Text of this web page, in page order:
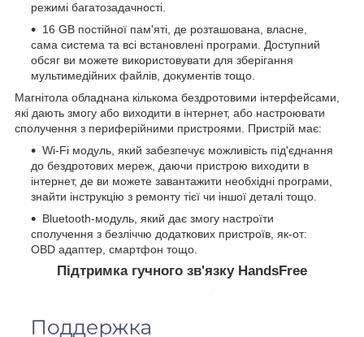
режимі багатозадачності.
16 GB постійної пам'яті, де розташована, власне,
сама система та всі встановлені програми. Доступний
обсяг ви можете використовувати для зберігання
мультимедійних файлів, документів тощо.
Магнітола обладнана кількома бездротовими інтерфейсами,
які дають змогу або виходити в інтернет, або настроювати
сполучення з периферійними пристроями. Пристрій має:
Wi-Fi модуль, який забезпечує можливість під'єднання
до бездротових мереж, даючи пристрою виходити в
інтернет, де ви можете завантажити необхідні програми,
знайти інструкцію з ремонту тієї чи іншої деталі тощо.
Bluetooth-модуль, який дає змогу настроїти
сполучення з безліччю додаткових пристроїв, як-от:
OBD адаптер, смартфон тощо.
Підтримка гучного зв'язку HandsFree